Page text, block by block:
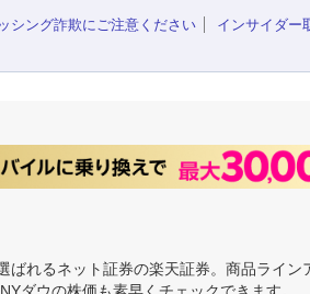
シング詐欺にご注意ください インサイダー
れるネット証券の楽天証券。商品ライ